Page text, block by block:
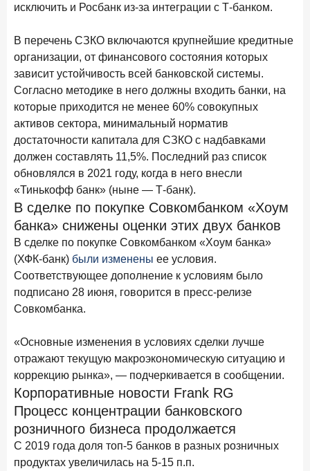
Средний срок ипотеки на вторичном рынке
23,3 лет
год к году
Frank Data. Ипотека Поделиться
24 апреля 2026 года ИССЛЕДОВАНИЕ
Ипотека. Итоги работы крупнейших ипотечных банков
в марте 2026 года
15 апреля 2026 года ИССЛЕДОВАНИЕ
Рынок подписок 2026: от гонки за объёмами к битве за
привычку
15 апреля 2026 года ИССЛЕДОВАНИЕ
Маркетинговые акции брокеров: обзор механик и
трендов
10 апреля 2026 года
ДНК современного ипотечного клиента
По итогам марта 2026 года объем выдач кредитов
составил 925,7 млрд руб.
26 марта 2026 года ИССЛЕДОВАНИЕ
Не экосистемой единой: как пользователи
распределяют подписки
25 марта 2026 года ИССЛЕДОВАНИЕ
Ипотека. Итоги работы крупнейших ипотечных банков
исключить и Росбанк из-за интеграции с Т-банком.
В перечень СЗКО включаются крупнейшие кредитные
организации, от финансового состояния которых
зависит устойчивость всей банковской системы.
Согласно методике в него должны входить банки, на
которые приходится не менее 60% совокупных
активов сектора, минимальный норматив
достаточности капитала для СЗКО с надбавками
должен составлять 11,5%. Последний раз список
обновлялся в 2021 году, когда в него внесли
«Тинькофф банк» (ныне — Т-банк).
В сделке по покупке Совкомбанком «Хоум
банка» снижены оценки этих двух банков
В сделке по покупке Совкомбанком «Хоум банка»
(ХФК-банк) были изменены ее условия.
Соответствующее дополнение к условиям было
подписано 28 июня, говорится в пресс-релизе
Совкомбанка.
«Основные изменения в условиях сделки лучше
отражают текущую макроэкономическую ситуацию и
коррекцию рынка», — подчеркивается в сообщении.
Корпоративные новости Frank RG
Процесс концентрации банковского
розничного бизнеса продолжается
С 2019 года доля топ-5 банков в разных розничных
продуктах увеличилась на 5-15 п.п.